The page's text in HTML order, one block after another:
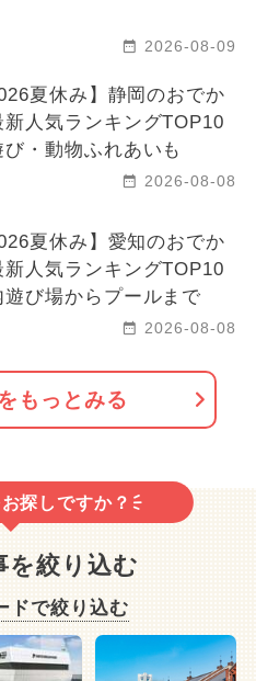
2026-08-09
夏休み】静岡のおでか
新人気ランキングTOP10
び・動物ふれあいも
2026-08-08
夏休み】愛知のおでか
新人気ランキングTOP10
遊び場からプールまで
2026-08-08
もっとみる
探しですか？
を絞り込む
ドで絞り込む